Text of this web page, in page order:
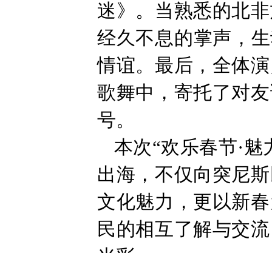
迷》。当熟悉的北
经久不息的掌声，
情谊。最后，全体
歌舞中，寄托了对
号。
本次“欢乐春节·
出海，不仅向突尼
文化魅力，更以新
民的相互了解与交